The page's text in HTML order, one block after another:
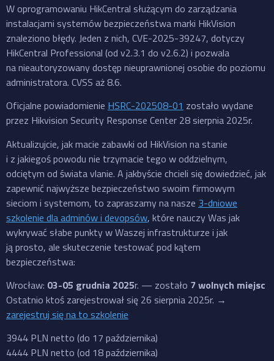
W oprogramowaniu HikCentral służącym do zarządzania
instalacjami systemów bezpieczeństwa marki HikVision
znaleziono błędy. Jeden z nich, CVE-2025-39247, dotyczy
HikCentral Professional (od v2.3.1 do v2.6.2) i pozwala
na nieautoryzowany dostęp nieuprawnionej osobie do poziomu
administratora. CVSS aż 8.6.
Oficjalne powiadomienie HSRC-202508-01 zostało wydane
przez Hikvision Security Response Center 28 sierpnia 2025r.
Aktualizujcie, jak macie zabawki od HikVision na stanie
i z jakiegoś powodu nie trzymacie tego w oddzielnym,
odciętym od świata vlanie. A jakbyście chcieli się dowiedzieć, jak
zapewnić najwyższe bezpieczeństwo swoim firmowym
sieciom i systemom, to zapraszamy na nasze 3-dniowe
szkolenie dla adminów i devopsów, które nauczy Was jak
wykrywać słabe punkty w Waszej infrastrukturze i jak
ją prosto, ale skuteczenie testować pod kątem
bezpieczeństwa:
Wrocław: 03-05 grudnia 2025r. — zostało 7 wolnych miejsc
Ostatnio ktoś zarejestrował się 26 sierpnia 2025r. →
zarejestruj się na to szkolenie
3944 PLN netto (do 17 października)
4444 PLN netto (od 18 października)